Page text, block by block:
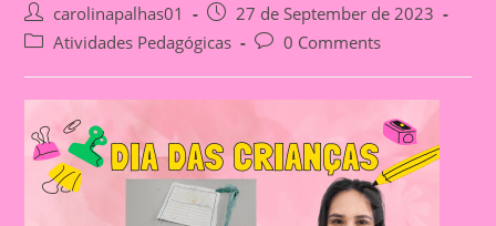
Post
author:
carolinapalhas01
Post
published:
27 de September de 2023
PostAtividades Pedagógicas
Post0 Comments